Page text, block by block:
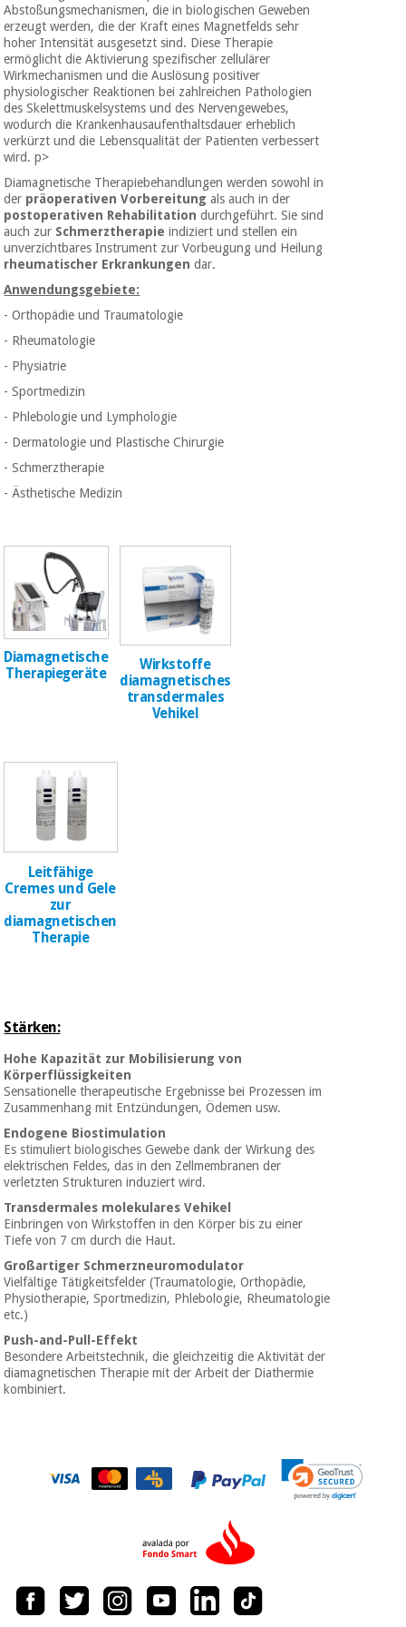
Angebote
Outlet
Fisaude
Tech
Academy
Traditionelle
chinesische
medizin
Klinische
möbel
Therapeutische
schränke
Essentielles
schutzmaterial
für
coronaviren
Aerobic,
und
pilates
Sport
und
spiele
Sanitärkleiderschränke
Orthopädie
Chirurgische
instrumente
(ausverkauf)
Nachricht
Angebote
Outlet
Fisaude
Tech
Academy
Medizinische
ausrüstung
Traditionelle
chinesische
medizin
Klinische
möbel
Therapeutische
Essentielles
schutzmaterial
für
coronaviren
Aerobic,
fitness
und
pilates
und
spiele
Sanitärkleiderschränke
Orthopädie
Chirurgische
instrumente
Abstoßungsmechanismen, die in biologischen Geweben
erzeugt werden, die der Kraft eines Magnetfelds sehr
hoher Intensität ausgesetzt sind. Diese Therapie
ermöglicht die Aktivierung spezifischer zellulärer
Wirkmechanismen und die Auslösung positiver
physiologischer Reaktionen bei zahlreichen Pathologien
des Skelettmuskelsystems und des Nervengewebes,
wodurch die Krankenhausaufenthaltsdauer erheblich
verkürzt und die Lebensqualität der Patienten verbessert
wird. p>
Diamagnetische Therapiebehandlungen werden sowohl in
der präoperativen Vorbereitung als auch in der
postoperativen Rehabilitation durchgeführt. Sie sind
auch zur Schmerztherapie indiziert und stellen ein
unverzichtbares Instrument zur Vorbeugung und Heilung
rheumatischer Erkrankungen dar.
Anwendungsgebiete:
- Orthopädie und Traumatologie
- Rheumatologie
- Physiatrie
- Sportmedizin
- Phlebologie und Lymphologie
- Dermatologie und Plastische Chirurgie
- Schmerztherapie
- Ästhetische Medizin
Diamagnetische
Therapiegeräte
Wirkstoffe
diamagnetisches
transdermales
Vehikel
Leitfähige
Cremes und Gele
zur
diamagnetischen
Therapie
Stärken:
Hohe Kapazität zur Mobilisierung von
Körperflüssigkeiten
Sensationelle therapeutische Ergebnisse bei Prozessen im
Zusammenhang mit Entzündungen, Ödemen usw.
Endogene Biostimulation
Es stimuliert biologisches Gewebe dank der Wirkung des
elektrischen Feldes, das in den Zellmembranen der
verletzten Strukturen induziert wird.
Transdermales molekulares Vehikel
Einbringen von Wirkstoffen in den Körper bis zu einer
Tiefe von 7 cm durch die Haut.
Großartiger Schmerzneuromodulator
Vielfältige Tätigkeitsfelder (Traumatologie, Orthopädie,
Physiotherapie, Sportmedizin, Phlebologie, Rheumatologie
etc.)
Push-and-Pull-Effekt
Besondere Arbeitstechnik, die gleichzeitig die Aktivität der
diamagnetischen Therapie mit der Arbeit der Diathermie
kombiniert.